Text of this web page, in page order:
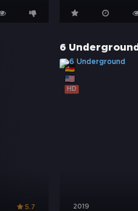
5.7
6 Underground
HD
2019